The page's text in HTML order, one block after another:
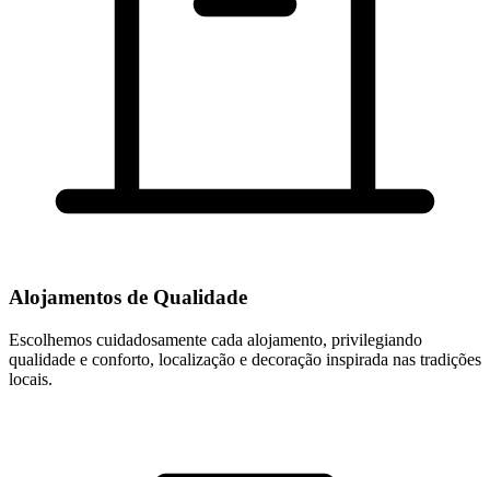
Alojamentos de Qualidade
Escolhemos cuidadosamente cada alojamento, privilegiando
qualidade e conforto, localização e decoração inspirada nas tradições
locais.